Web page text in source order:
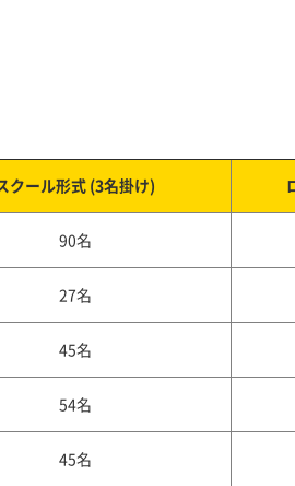
クール形式 (3名掛け)
90名
27名
45名
54名
45名